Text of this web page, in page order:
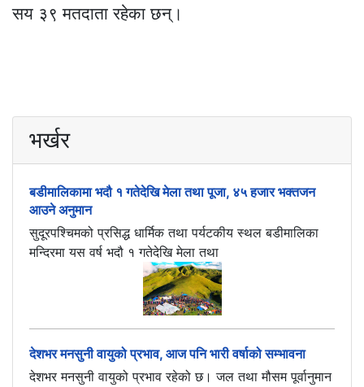
सय ३९ मतदाता रहेका छन्।
भर्खर
बडीमालिकामा भदौ १ गतेदेखि मेला तथा पूजा, ४५ हजार भक्तजन
आउने अनुमान
सुदूरपश्चिमको प्रसिद्ध धार्मिक तथा पर्यटकीय स्थल बडीमालिका
मन्दिरमा यस वर्ष भदौ १ गतेदेखि मेला तथा
देशभर मनसुनी वायुको प्रभाव, आज पनि भारी वर्षाको सम्भावना
देशभर मनसुनी वायुको प्रभाव रहेको छ। जल तथा मौसम पूर्वानुमान